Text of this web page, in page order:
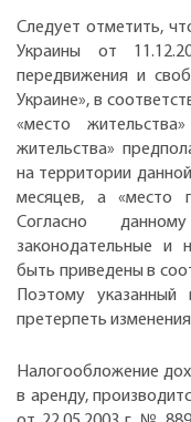
Следует отметить,
Украины от
передвижения и
Украине», в
«место
жительства»
на территории
месяцев, а «место
Согласно
законодательные и
быть приведены в
Поэтому
претерпеть
Налогообложение
в аренду,